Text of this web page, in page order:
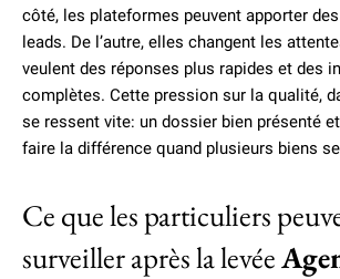
côté, les plateformes peuvent apporter
leads. De l’autre, elles changent les
veulent des réponses plus rapides et des
complètes. Cette pression sur la qualité,
se ressent vite: un dossier bien présenté
faire la différence quand plusieurs biens
Ce que les particuliers
surveiller après la levée